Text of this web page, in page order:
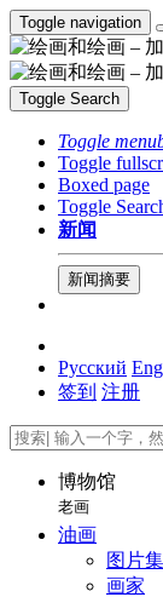
Toggle navigation
Toggle Search
Toggle
Toggle
Boxed page
Toggle
新闻
新闻摘要
Русский
签到 注册
博物馆
老画
油画
图片集
画家